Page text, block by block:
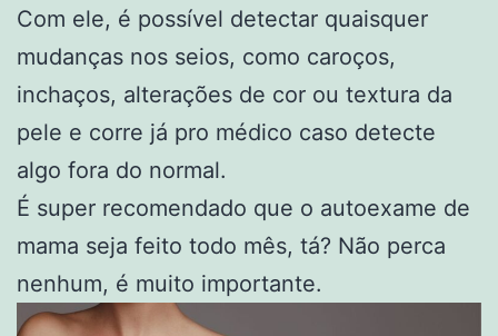
Com ele, é possível detectar quaisquer
mudanças nos seios, como caroços,
inchaços, alterações de cor ou textura da
pele e corre já pro médico caso detecte
algo fora do normal.
É super recomendado que o autoexame de
mama seja feito todo mês, tá? Não perca
nenhum, é muito importante.